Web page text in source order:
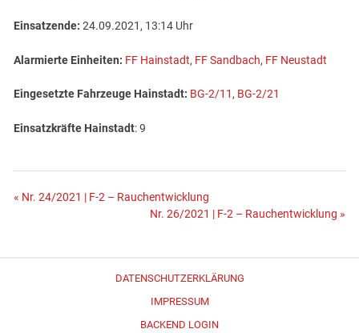
Einsatzende: 24.09.2021, 13:14 Uhr
Alarmierte Einheiten: FF Hainstadt, FF Sandbach, FF Neustadt
Eingesetzte Fahrzeuge Hainstadt: BG-2/11, BG-2/21
Einsatzkräfte Hainstadt: 9
Beitragsnavigation
« Nr. 24/2021 | F-2 – Rauchentwicklung
Nr. 26/2021 | F-2 – Rauchentwicklung »
DATENSCHUTZERKLÄRUNG
IMPRESSUM
BACKEND LOGIN